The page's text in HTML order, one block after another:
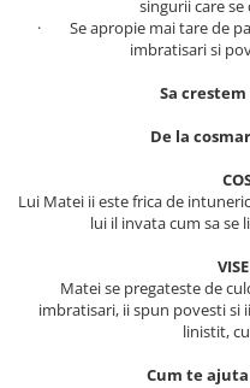
Biografii, Memorii, Jurnale
Carti pentru Adolescenti,
Crime, Thriller, Mistery
Literatura Universala
Romane de dragoste, Carti
romantice
singurii care
· Se apropie mai tare de
imbratisari si
Sa
De la
Lui Matei ii este frica de
lui il invata cum sa se
Matei se pregateste de
imbratisari, ii spun povesti si
linistit,
Cum te